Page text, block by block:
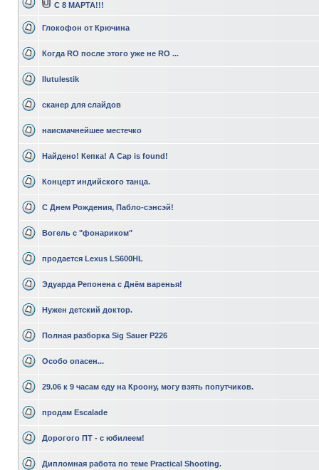
C 8 МАРТА!!!
Глокофон от Крючина
Когда RO после этого уже не RO ...
Ilutulestik
сканер для слайдов
наисмачнейшее местечко
Найдено! Кепка! A Cap is found!
Концерт индийского танца.
С Днем Рождения, Пабло-сэнсэй!
Вогель с "фонариком"
продается Lexus LS600HL
Эдуарда Репонена с Днём варенья!
Нужен детский доктор.
Полная разборка Sig Sauer P226
Особо опасен...
29.06 к 9 часам еду на Кроону, могу взять попутчиков.
продам Escalade
Дорогого ПТ - с юбилеем!
Дипломная работа по теме Practical Shooting.